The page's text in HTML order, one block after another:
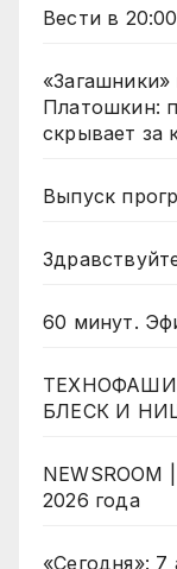
Вести в
«Загашники»
Платошкин:
скрывает за
Выпуск
60 минут.
БЛЕСК И
2026 года
«Сегодня»: 7